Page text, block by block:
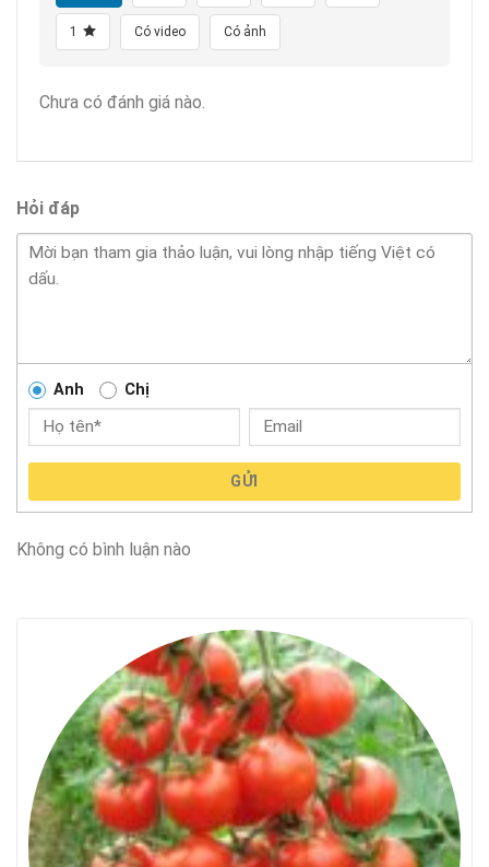
1 Có video Có ảnh
Chưa có đánh giá nào.
Hỏi đáp
Anh Chị
GỬI
Không có bình luận nào